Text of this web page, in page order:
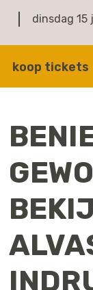
dinsdag 15
koop tickets